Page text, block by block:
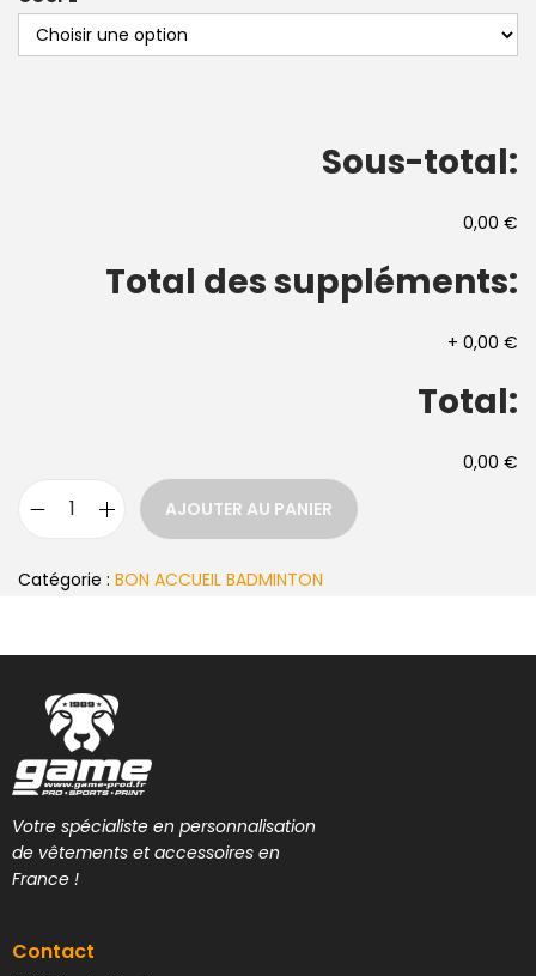
Sous-total:
0,00 €
Total des suppléments:
+ 0,00 €
Total:
0,00 €
AJOUTER AU PANIER
Catégorie : BON ACCUEIL BADMINTON
Votre spécialiste en personnalisation
de vêtements et accessoires en
France !
Contact